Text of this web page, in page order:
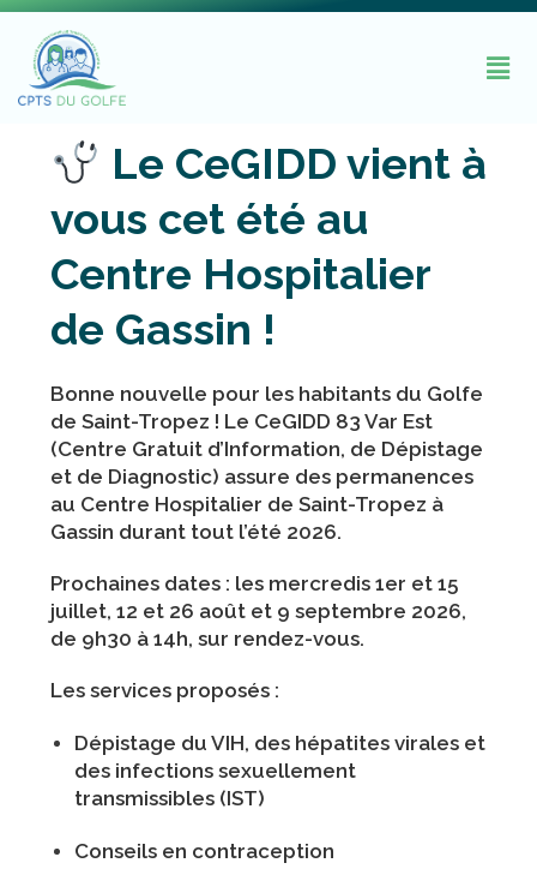
Le CeGIDD vient à
vous cet été au
Centre Hospitalier
de Gassin !
Bonne nouvelle pour les habitants du Golfe
de Saint-Tropez ! Le CeGIDD 83 Var Est
(Centre Gratuit d’Information, de Dépistage
et de Diagnostic) assure des permanences
au Centre Hospitalier de Saint-Tropez à
Gassin durant tout l’été 2026.
Prochaines dates : les mercredis1er et 15
juillet, 12 et 26 août et 9 septembre 2026,
de 9h30 à 14h, sur rendez-vous.
Les services proposés :
Dépistage du VIH, des hépatites virales et
des infections sexuellement
transmissibles (IST)
Conseils en contraception